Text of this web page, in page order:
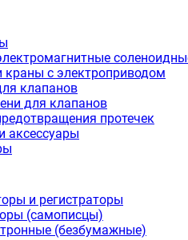
краны с электроприводом
клапанов
для клапанов
протечек
аксессуары
и регистраторы
(самописцы)
(безбумажные)